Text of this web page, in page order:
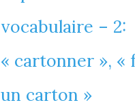
vocabulaire – 2:
« cartonner », «
un carton »